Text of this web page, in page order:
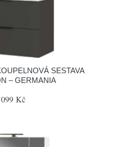
SESTAVA
– GERMANIA
Kč